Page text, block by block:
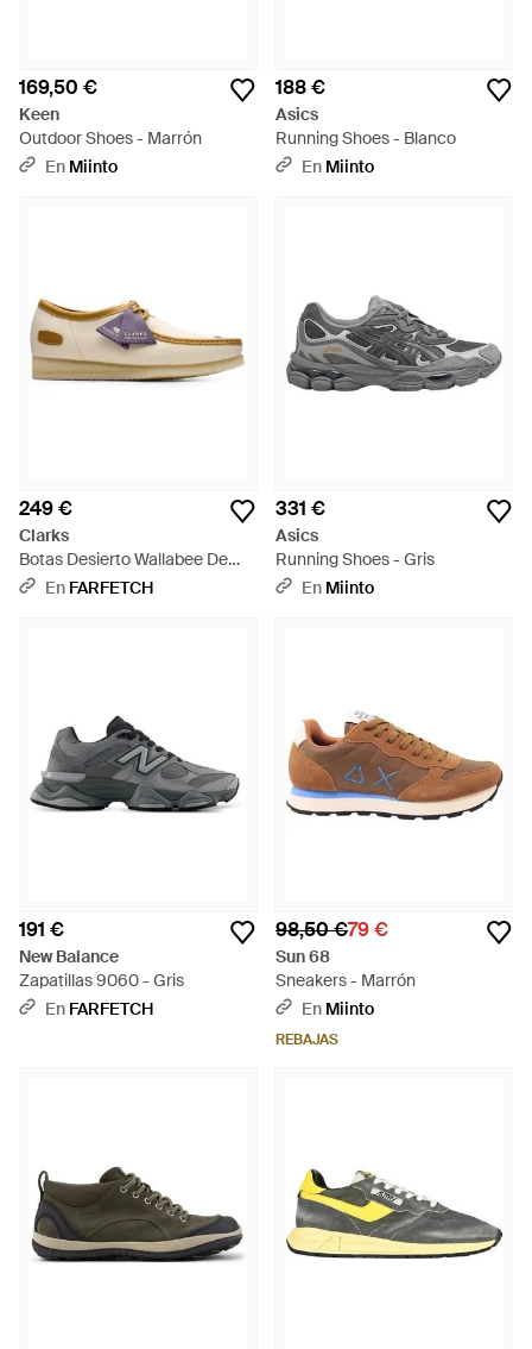
169,50 €
Keen
Outdoor Shoes - Marrón
En Miinto
188 €
Asics
Running Shoes - Blanco
En Miinto
249 €
Clarks
Botas Desierto Wallabee De
Piel - Blanco
En FARFETCH
331 €
Asics
Running Shoes - Gris
En Miinto
191 €
New Balance
Zapatillas 9060 - Gris
En FARFETCH
98,50 €79 €
Sun 68
Sneakers - Marrón
En Miinto
REBAJAS